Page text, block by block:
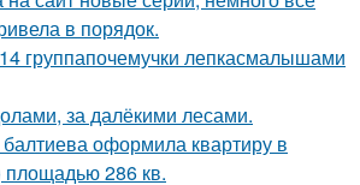
в порядок.
группапочемучки лепкасмалышами
за далёкими лесами.
оформила квартиру в
площадью 286 кв.